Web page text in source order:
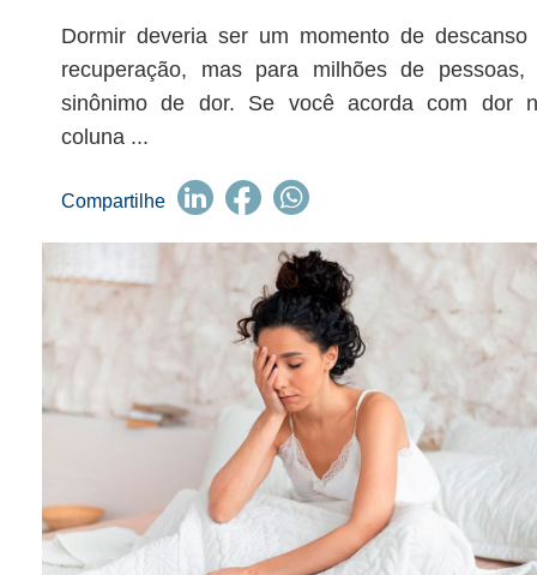
Dormir deveria ser um momento de descanso
recuperação, mas para milhões de pessoas,
sinônimo de dor. Se você acorda com dor
coluna ...
Compartilhe